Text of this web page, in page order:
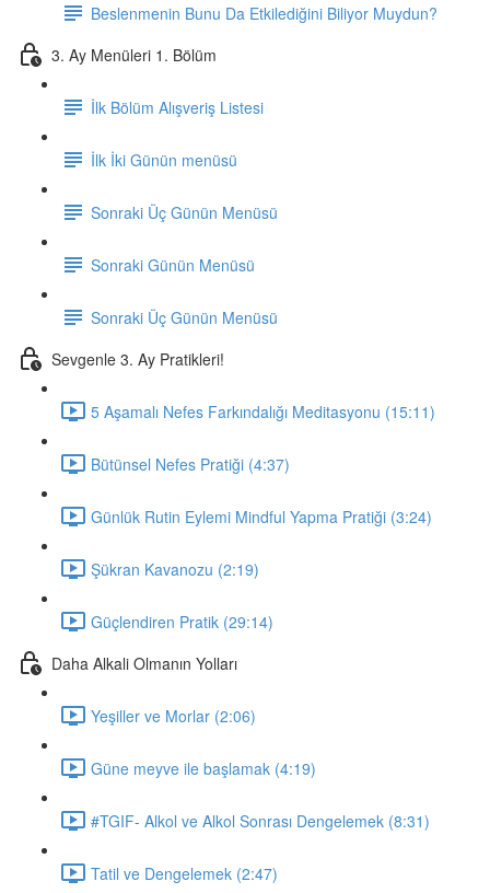
Beslenmenin Bunu Da Etkilediğini Biliyor Muydun?
3. Ay Menüleri 1. Bölüm
İlk Bölüm Alışveriş Listesi
İlk İki Günün menüsü
Sonraki Üç Günün Menüsü
Sonraki Günün Menüsü
Sonraki Üç Günün Menüsü
Sevgenle 3. Ay Pratikleri!
5 Aşamalı Nefes Farkındalığı Meditasyonu (15:11)
Bütünsel Nefes Pratiği (4:37)
Günlük Rutin Eylemi Mindful Yapma Pratiği (3:24)
Şükran Kavanozu (2:19)
Güçlendiren Pratik (29:14)
Daha Alkali Olmanın Yolları
Yeşiller ve Morlar (2:06)
Güne meyve ile başlamak (4:19)
#TGIF- Alkol ve Alkol Sonrası Dengelemek (8:31)
Tatil ve Dengelemek (2:47)